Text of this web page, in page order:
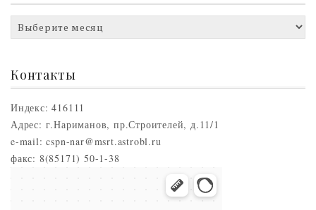
Архивы
новостей
Контакты
Индекс: 416111
Адрес: г.Нариманов, пр.Строителей, д.11/1
e-mail: cspn-nar@msrt.astrobl.ru
факс: 8(85171) 50-1-38
Проспект Строителей, 5 — Яндекс.Карты